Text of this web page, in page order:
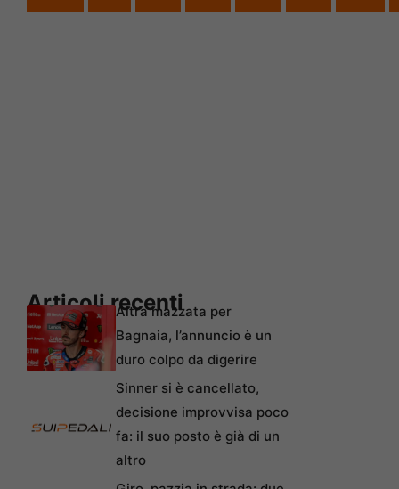
Articoli recenti
Altra mazzata per
Bagnaia, l’annuncio è un
duro colpo da digerire
Sinner si è cancellato,
decisione improvvisa poco
fa: il suo posto è già di un
altro